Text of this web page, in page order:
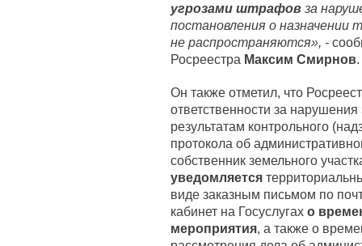
угрозами штрафов за
постановления о назначении
не распространяются», -
Росреестра Максим Смирнов.
Он также отметил, что
ответственности за нарушения
результатам контрольного
протокола об
собственник земельного
уведомляется
виде заказным письмом по
кабинет на Госуслугах о
мероприятия, а также о